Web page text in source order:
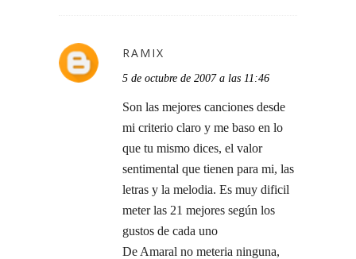
RAMIX
5 de octubre de 2007 a las 11:46
Son las mejores canciones desde
mi criterio claro y me baso en lo
que tu mismo dices, el valor
sentimental que tienen para mi, las
letras y la melodia. Es muy dificil
meter las 21 mejores según los
gustos de cada uno
De Amaral no meteria ninguna,